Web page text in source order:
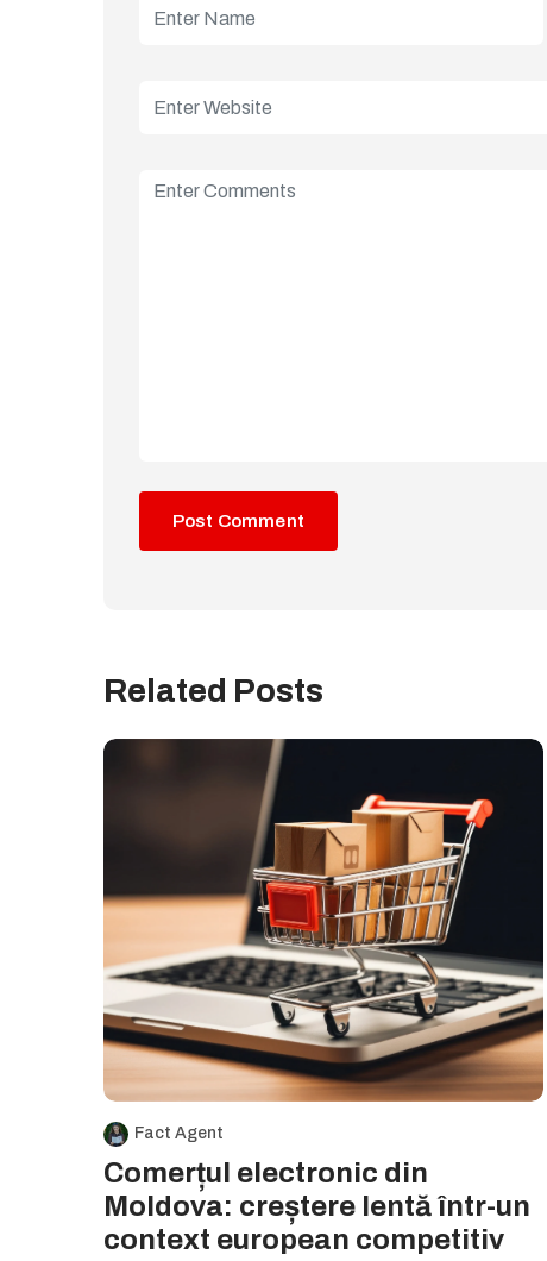
Related Posts
Fact Agent
Comerțul electronic din
Moldova: creștere lentă într-un
context european competitiv